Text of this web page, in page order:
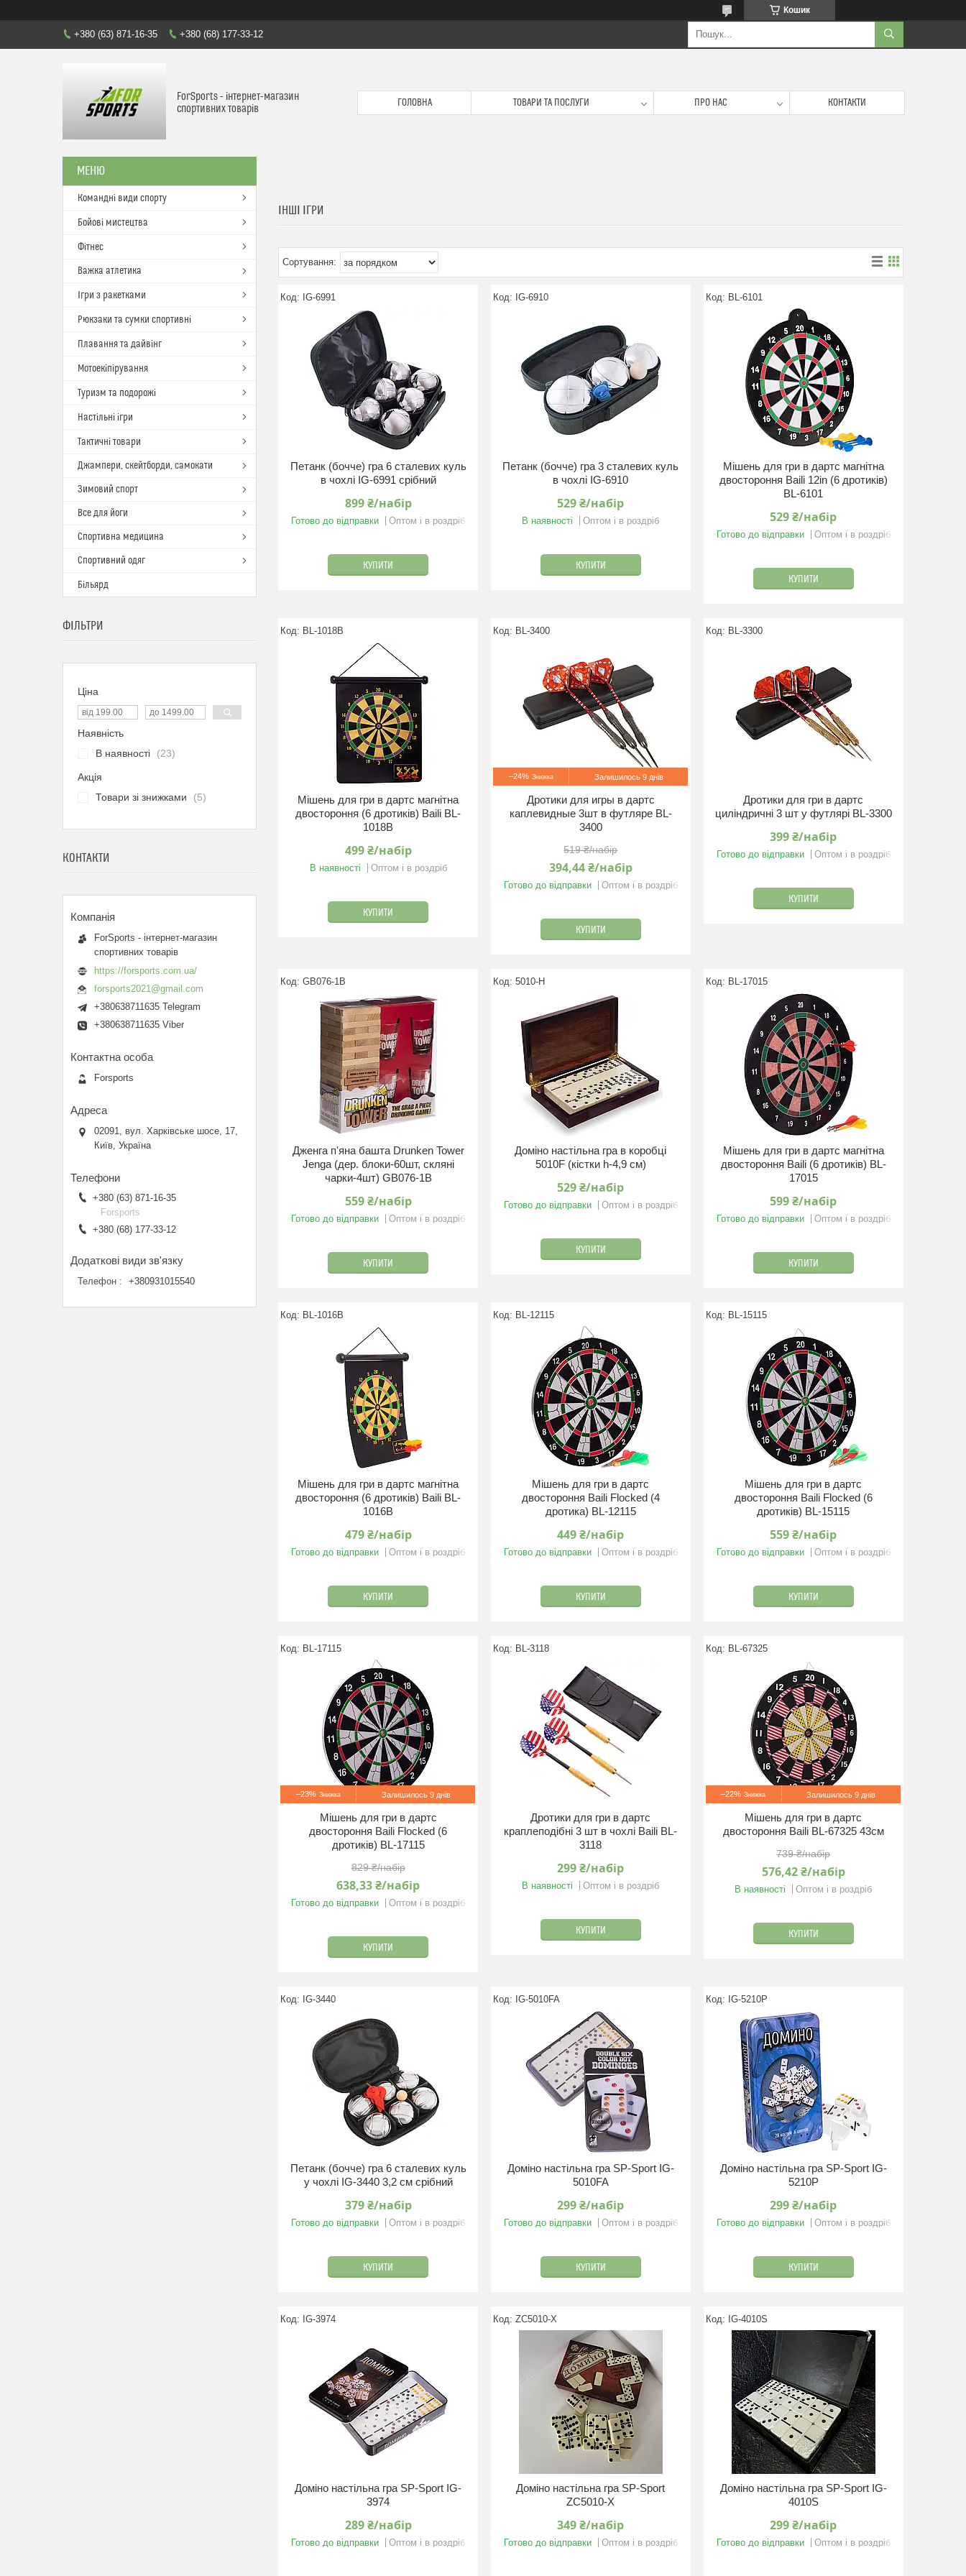
Кошик
+380 (63) 871-16-35 +380 (68) 177-33-12
ForSports - інтернет-магазин
спортивних товарів
ГОЛОВНА ТОВАРИ ТА ПОСЛУГИ ПРО НАС КОНТАКТИ
ІНШІ ІГРИ
IG-6991
Петанк (бочче) гра 6 сталевих куль
в чохлі IG-6991 срібний
899 ₴/набір
Готово до відправки Оптом і в роздріб
КУПИТИ
IG-6910
Петанк (бочче) гра 3 сталевих куль
в чохлі IG-6910
529 ₴/набір
В наявності Оптом і в роздріб
КУПИТИ
BL-6101
Мішень для гри в дартс магнітна
двостороння Baili 12in (6 дротиків)
BL-6101
529 ₴/набір
Готово до відправки Оптом і в роздріб
КУПИТИ
BL-1018B
Мішень для гри в дартс магнітна
двостороння (6 дротиків) Baili BL-
1018B
499 ₴/набір
В наявності Оптом і в роздріб
КУПИТИ
BL-3400
–24% Залишилось 9 днів
Дротики для игры в дартс
каплевидные 3шт в футляре BL-
3400
519 ₴/набір
394,44 ₴/набір
Готово до відправки Оптом і в роздріб
КУПИТИ
BL-3300
Дротики для гри в дартс
циліндричні 3 шт у футлярі BL-3300
399 ₴/набір
Готово до відправки Оптом і в роздріб
КУПИТИ
GB076-1B
Дженга п'яна башта Drunken Tower
Jenga (дер. блоки-60шт, скляні
чарки-4шт) GB076-1B
559 ₴/набір
Готово до відправки Оптом і в роздріб
КУПИТИ
5010-H
Доміно настільна гра в коробці
5010F (кістки h-4,9 см)
529 ₴/набір
Готово до відправки Оптом і в роздріб
КУПИТИ
BL-17015
Мішень для гри в дартс магнітна
двостороння Baili (6 дротиків) BL-
17015
599 ₴/набір
Готово до відправки Оптом і в роздріб
КУПИТИ
BL-1016B
Мішень для гри в дартс магнітна
двостороння (6 дротиків) Baili BL-
1016B
479 ₴/набір
Готово до відправки Оптом і в роздріб
КУПИТИ
BL-12115
Мішень для гри в дартс
двостороння Baili Flocked (4
дротика) BL-12115
449 ₴/набір
Готово до відправки Оптом і в роздріб
КУПИТИ
BL-15115
Мішень для гри в дартс
двостороння Baili Flocked (6
дротиків) BL-15115
559 ₴/набір
Готово до відправки Оптом і в роздріб
КУПИТИ
BL-17115
–23% Залишилось 9 днів
Мішень для гри в дартс
двостороння Baili Flocked (6
дротиків) BL-17115
829 ₴/набір
638,33 ₴/набір
Готово до відправки Оптом і в роздріб
КУПИТИ
BL-3118
Дротики для гри в дартс
краплеподібні 3 шт в чохлі Baili BL-
3118
299 ₴/набір
В наявності Оптом і в роздріб
КУПИТИ
BL-67325
–22% Залишилось 9 днів
Мішень для гри в дартс
двостороння Baili BL-67325 43см
739 ₴/набір
576,42 ₴/набір
В наявності Оптом і в роздріб
КУПИТИ
IG-3440
Петанк (бочче) гра 6 сталевих куль
у чохлі IG-3440 3,2 см срібний
379 ₴/набір
Готово до відправки Оптом і в роздріб
КУПИТИ
IG-5010FA
Доміно настільна гра SP-Sport IG-
5010FA
299 ₴/набір
Готово до відправки Оптом і в роздріб
КУПИТИ
IG-5210P
Доміно настільна гра SP-Sport IG-
5210P
299 ₴/набір
Готово до відправки Оптом і в роздріб
КУПИТИ
IG-3974
Доміно настільна гра SP-Sport IG-
3974
289 ₴/набір
Готово до відправки Оптом і в роздріб
ZC5010-X
Доміно настільна гра SP-Sport
ZC5010-X
349 ₴/набір
Готово до відправки Оптом і в роздріб
IG-4010S
Доміно настільна гра SP-Sport IG-
4010S
299 ₴/набір
Готово до відправки Оптом і в роздріб
Командні види спорту
Бойові мистецтва
Фітнес
Важка атлетика
Ігри з ракетками
Рюкзаки та сумки спортивні
Плавання та дайвінг
Мотоекіпірування
Туризм та подорожі
Настільні ігри
Тактичні товари
Джампери, скейтборди, самокати
Зимовий спорт
Все для йоги
Спортивна медицина
Спортивний одяг
Більярд
ФІЛЬТРИ
Ціна
Наявність
В наявності
23
Акція
Товари зі знижками
5
КОНТАКТИ
ForSports - інтернет-магазин
спортивних товарів
https://forsports.com.ua/
forsports2021@gmail.com
+380638711635 Telegram
+380638711635 Viber
Forsports
02091, вул. Харківське шосе, 17,
Київ, Україна
+380 (63) 871-16-35
Forsports
+380 (68) 177-33-12
Телефон +380931015540